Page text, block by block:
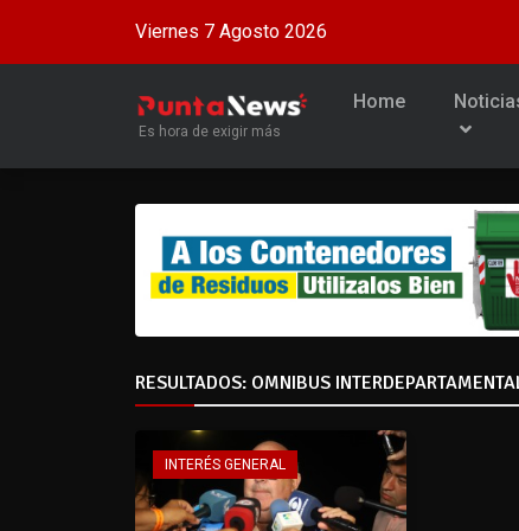
Viernes 7 Agosto 2026
Es hora de exigir más
Home
RESULTADOS: OMNIBUS
INTERÉS GENERAL